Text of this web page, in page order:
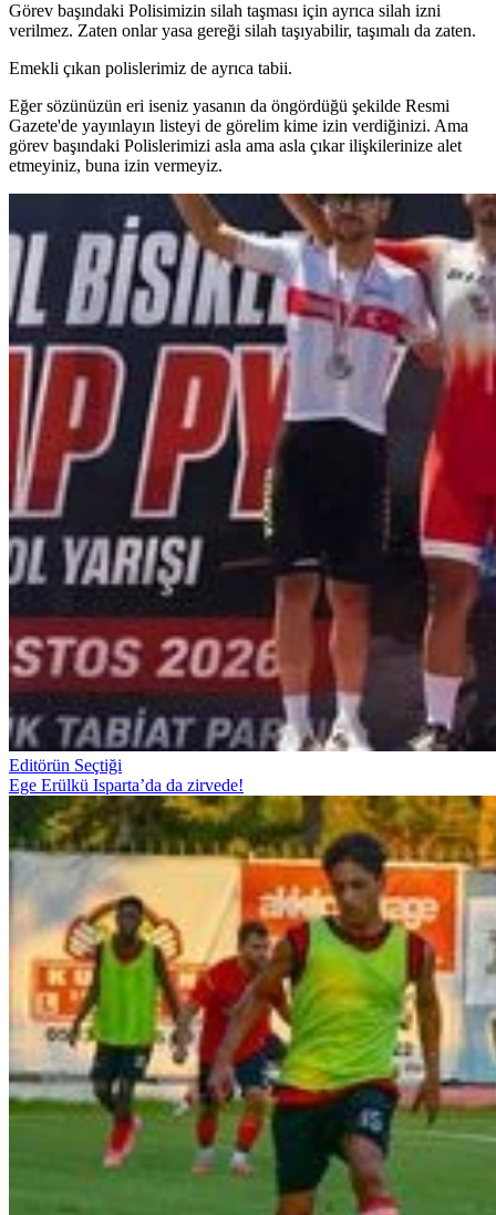
Görev başındaki Polisimizin silah taşması için ayrıca silah izni
verilmez. Zaten onlar yasa gereği silah taşıyabilir, taşımalı da zaten.
Emekli çıkan polislerimiz de ayrıca tabii.
Eğer sözünüzün eri iseniz yasanın da öngördüğü şekilde Resmi
Gazete'de yayınlayın listeyi de görelim kime izin verdiğinizi. Ama
görev başındaki Polislerimizi asla ama asla çıkar ilişkilerinize alet
etmeyiniz, buna izin vermeyiz.
Editörün Seçtiği
Ege Erülkü Isparta’da da zirvede!